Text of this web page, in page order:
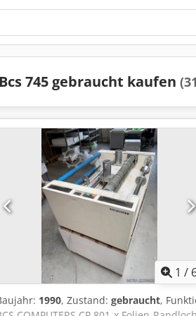
Bcs 745 gebraucht kaufen
1 /
1990, Zustand: gebraucht,